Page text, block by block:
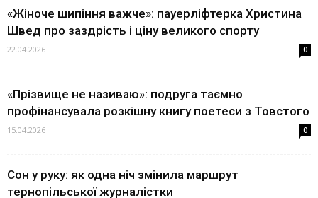
«Жіноче шипіння важче»: пауерліфтерка Христина
Швед про заздрість і ціну великого спорту
22.04.2026 0
«Прізвище не називаю»: подруга таємно
профінансувала розкішну книгу поетеси з Товстого
15.04.2026 0
Сон у руку: як одна ніч змінила маршрут
тернопільської журналістки